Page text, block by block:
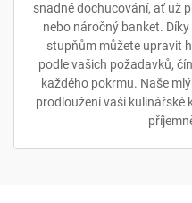
snadné dochucování, ať už
nebo náročný banket.
stupňům můžete upravit
podle vašich požadavků,
každého pokrmu. Naše
prodloužení vaší kulinářské